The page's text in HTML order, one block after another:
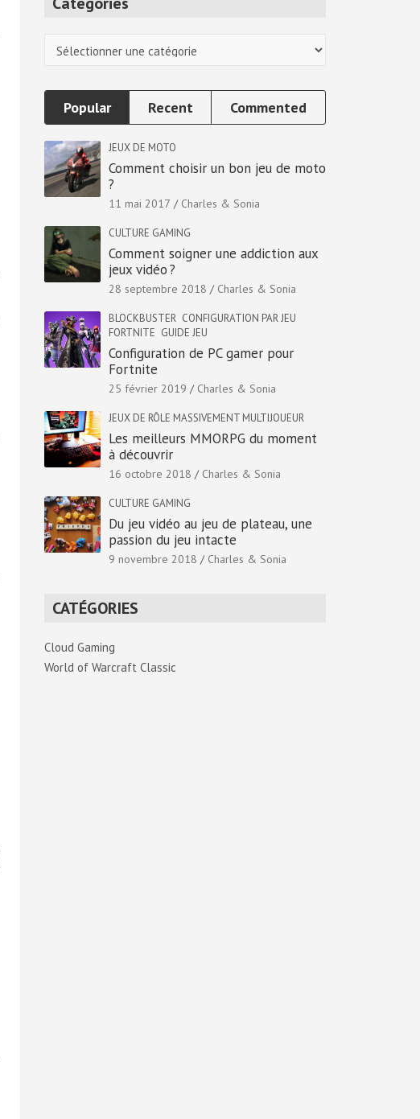
Popular Recent Commented
JEUX DE MOTO
Comment choisir un bon jeu de moto
?
11 mai 2017 Charles & Sonia
CULTURE GAMING
Comment soigner une addiction aux
jeux vidéo ?
28 septembre 2018 Charles & Sonia
BLOCKBUSTER CONFIGURATION PAR JEU
FORTNITE GUIDE JEU
Configuration de PC gamer pour
Fortnite
25 février 2019 Charles & Sonia
JEUX DE RÔLE MASSIVEMENT MULTIJOUEUR
Les meilleurs MMORPG du moment
à découvrir
16 octobre 2018 Charles & Sonia
CULTURE GAMING
Du jeu vidéo au jeu de plateau, une
passion du jeu intacte
9 novembre 2018 Charles & Sonia
CATÉGORIES
Cloud Gaming
World of Warcraft Classic